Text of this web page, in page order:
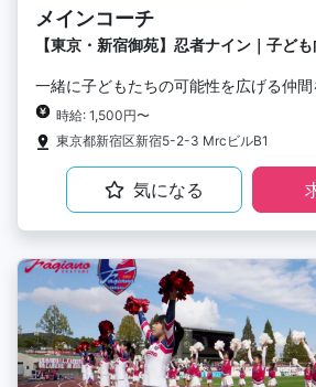
メインコーチ
【東京・新宿御苑】忍者ナイン｜子ど
一緒に子どもたちの可能性を広げる仲間
時給: 1,500円〜
東京都新宿区新宿5-2-3 MrcビルB1
気になる